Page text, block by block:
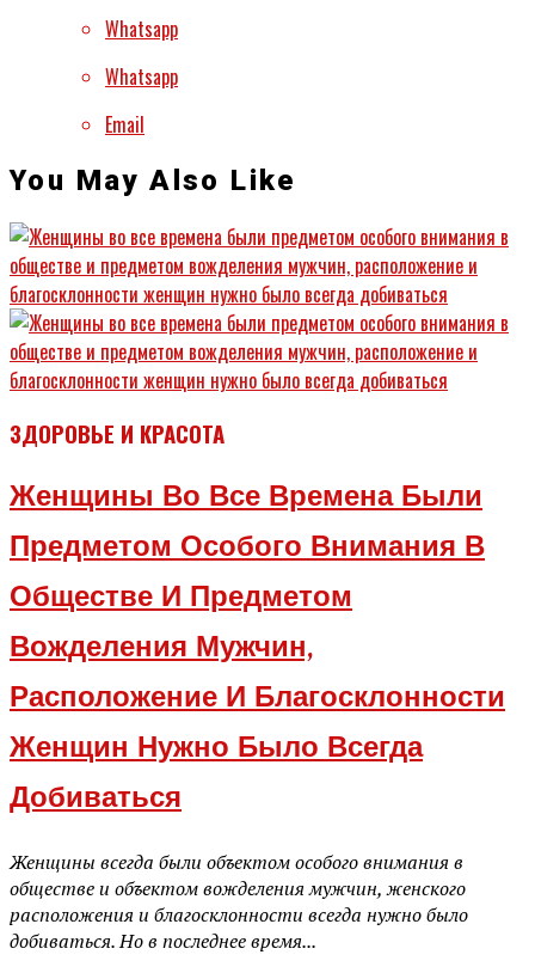
Whatsapp
Whatsapp
Email
You May Also Like
ЗДОРОВЬЕ И КРАСОТА
Женщины Во Все Времена Были
Предметом Особого Внимания В
Обществе И Предметом
Вожделения Мужчин,
Расположение И Благосклонности
Женщин Нужно Было Всегда
Добиваться
Женщины всегда были объектом особого внимания в
обществе и объектом вожделения мужчин, женского
расположения и благосклонности всегда нужно было
добиваться. Но в последнее время...